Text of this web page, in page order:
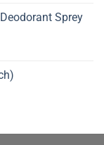
Sprey